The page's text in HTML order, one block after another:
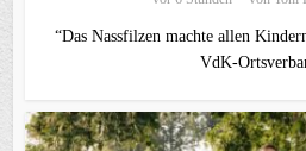
“Das Nassfilzen machte allen
VdK-